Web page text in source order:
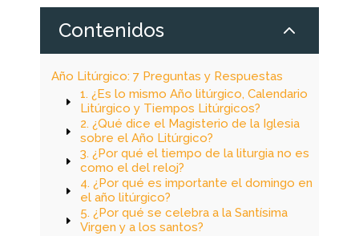
Contenidos 2
Año Litúrgico: 7 Preguntas y Respuestas
1. ¿Es lo mismo Año litúrgico, Calendario
Litúrgico y Tiempos Litúrgicos?
2. ¿Qué dice el Magisterio de la Iglesia
sobre el Año Litúrgico?
3. ¿Por qué el tiempo de la liturgia no es
como el del reloj?
4. ¿Por qué es importante el domingo en
el año litúrgico?
5. ¿Por qué se celebra a la Santísima
Virgen y a los santos?